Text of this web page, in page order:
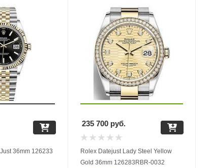
36mm 126233
Rolex Datejust Lady Steel Yellow
Gold 36mm 126283RBR-0032
235 700руб.